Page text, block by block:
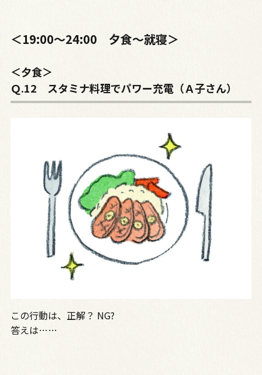
＜19:00～24:00 夕食～就寝＞
＜夕食＞
Ｑ.12 スタミナ料理でパワー充電（Ａ子さん）
この行動は、正解？ NG?
答えは……